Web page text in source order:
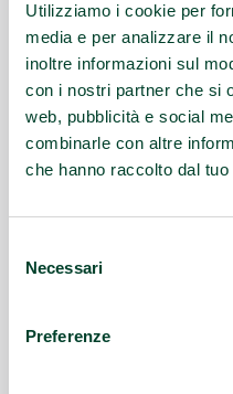
Utilizziamo i cookie per
media e per analizzare il
inoltre informazioni sul
con i nostri partner che si
web, pubblicità e social
combinarle con altre
che hanno raccolto dal
delNecessari
Preferenze
Contatti: 051-
Servizio
Orari: 8.30 -
Questo